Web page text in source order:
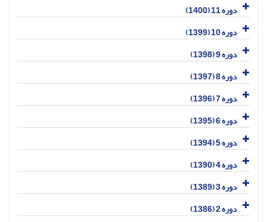
دوره 11 (1400)
دوره 10 (1399)
دوره 9 (1398)
دوره 8 (1397)
دوره 7 (1396)
دوره 6 (1395)
دوره 5 (1394)
دوره 4 (1390)
دوره 3 (1389)
دوره 2 (1386)